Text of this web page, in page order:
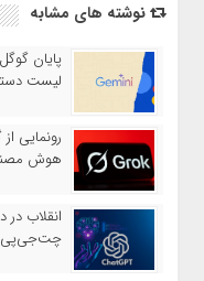
نوشته های مشابه
پایان
لیست
هوش
انقلاب